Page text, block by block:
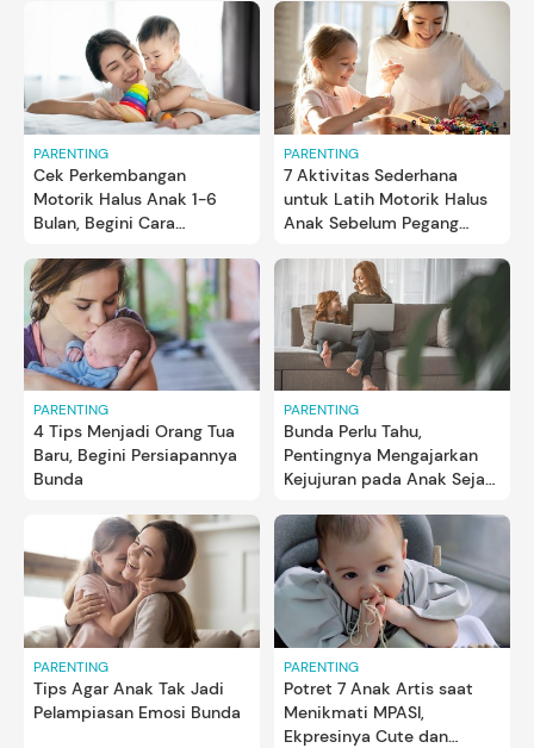
PARENTING
Cek Perkembangan
Motorik Halus Anak 1-6
Bulan, Begini Cara
PARENTING
7 Aktivitas Sederhana
untuk Latih Motorik Halus
Anak Sebelum Pegang
PARENTING
4 Tips Menjadi Orang Tua
Baru, Begini Persiapannya
Bunda
PARENTING
Bunda Perlu Tahu,
Pentingnya Mengajarkan
Kejujuran pada Anak Sejak
PARENTING
Tips Agar Anak Tak Jadi
Pelampiasan Emosi Bunda
PARENTING
Potret 7 Anak Artis saat
Menikmati MPASI,
Ekpresinya Cute dan